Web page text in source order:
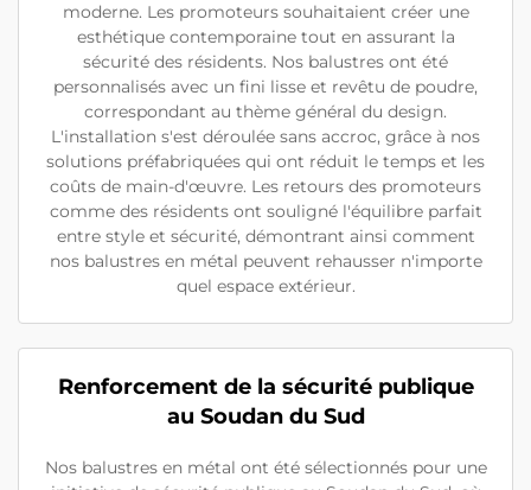
moderne. Les promoteurs souhaitaient créer une
esthétique contemporaine tout en assurant la
sécurité des résidents. Nos balustres ont été
personnalisés avec un fini lisse et revêtu de poudre,
correspondant au thème général du design.
L'installation s'est déroulée sans accroc, grâce à nos
solutions préfabriquées qui ont réduit le temps et les
coûts de main-d'œuvre. Les retours des promoteurs
comme des résidents ont souligné l'équilibre parfait
entre style et sécurité, démontrant ainsi comment
nos balustres en métal peuvent rehausser n'importe
quel espace extérieur.
Renforcement de la sécurité publique
au Soudan du Sud
Nos balustres en métal ont été sélectionnés pour une